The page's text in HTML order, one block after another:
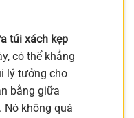
túi xách kẹp
có thể khẳng
lý tưởng cho
bằng giữa
Nó không quá